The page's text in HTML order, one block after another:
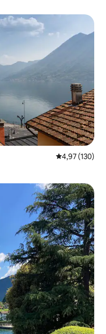
Keskmine
4,97 (130)